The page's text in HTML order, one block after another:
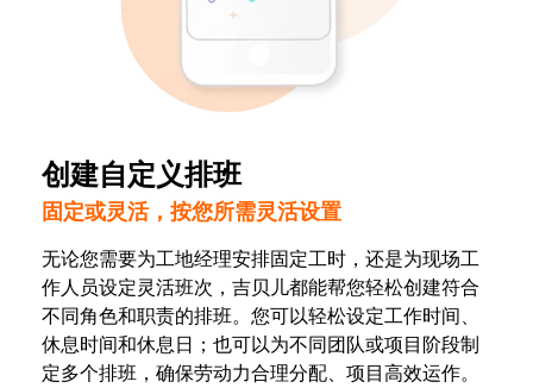
创建自定义排班
固定或灵活，按您所需灵活设置
无论您需要为工地经理安排固定工时，还是为现场工
作人员设定灵活班次，吉贝儿都能帮您轻松创建符合
不同角色和职责的排班。您可以轻松设定工作时间、
休息时间和休息日；也可以为不同团队或项目阶段制
定多个排班，确保劳动力合理分配、项目高效运作。